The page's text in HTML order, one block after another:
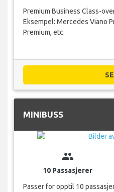
Premium Business Class-
Eksempel: Mercedes Viano
Premium, etc.
MINIBUSS
group
10 Passasjerer
Passer for opptil 10